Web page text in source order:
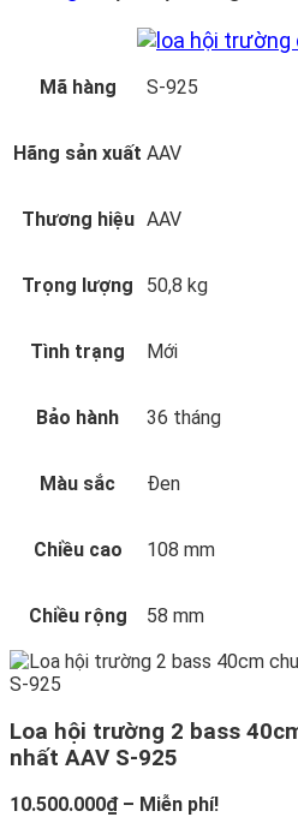
Mã hàng S-925
Hãng sản xuất AAV
Thương hiệu AAV
Trọng lượng 50,8 kg
Tình trạng Mới
Bảo hành 36 tháng
Màu sắc Đen
Chiều cao 108 mm
Chiều rộng 58 mm
Loa hội trường 2 bass
nhất AAV S-925
10.500.000₫ – Miễn phí!Khoảng